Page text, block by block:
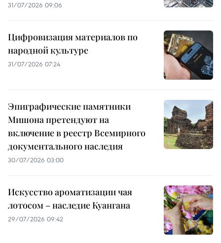
31/07/2026 09:06
Цифровизация материалов по
народной культуре
31/07/2026 07:24
Эпиграфические памятники
Мишона претендуют на
включение в реестр Всемирного
документального наследия
30/07/2026 03:00
Искусство ароматизации чая
лотосом – наследие Куангана
29/07/2026 09:42